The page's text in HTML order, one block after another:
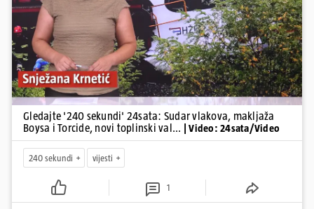
Pokretanje videa...
Gledajte '240 sekundi' 24sata: Sudar vlakova, makljaža
Boysa i Torcide, novi toplinski val...
| Video: 24sata/Video
240 sekundi vijesti
1